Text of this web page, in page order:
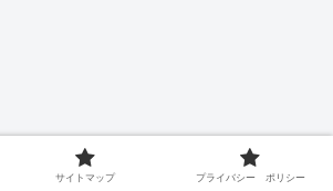
サイトマップ プライバシー ポリシー